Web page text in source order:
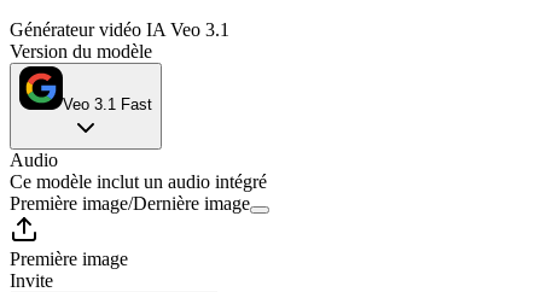
Générateur vidéo IA Veo 3.1
Version du modèle
Veo 3.1 Fast
Audio
Ce modèle inclut un audio intégré
Première image/Dernière image
Première image
Invite